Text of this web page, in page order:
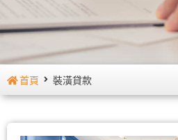
首頁 裝潢貸款